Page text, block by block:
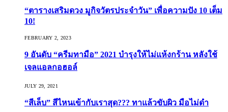
“ตารางเสริมดวง มูกิจวัตรประจำวัน” เพื่อความปัง 10 เต็ม
10!
FEBRUARY 2, 2023
9 อันดับ “ครีมทามือ” 2021 บำรุงให้ไม่แห้งกร้าน หลังใช้
เจลแอลกอฮอล์
JULY 29, 2021
“สีเล็บ” สีไหนเข้ากับเราสุด??? ทาแล้วขับผิว มือไม่ดำ